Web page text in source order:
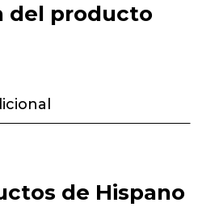
del producto
de Hispano